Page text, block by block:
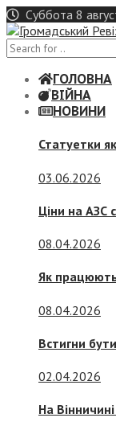
Skip
to
content
Суббота 8
ГОЛОВНА
ВІЙНА
НОВИНИ
Статуетки
03.06.2026
Ціни на АЗС
08.04.2026
Як працюють
08.04.2026
Встигни
02.04.2026
На